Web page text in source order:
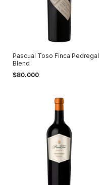
Pascual Toso Finca Pedregal
Blend
$80.000